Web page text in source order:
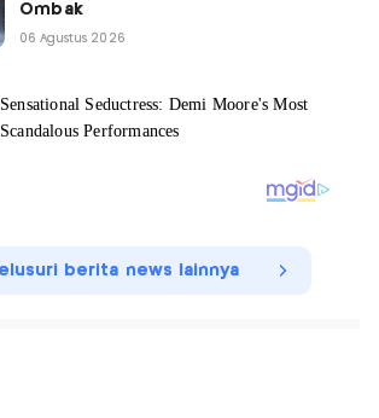
Ombak
06 Agustus 2026
berita news lainnya